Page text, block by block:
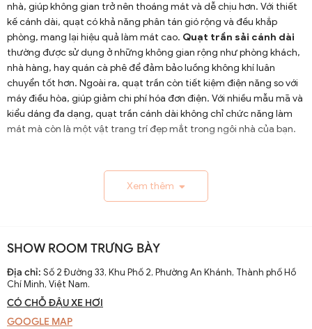
nhà, giúp không gian trở nên thoáng mát và dễ chịu hơn. Với thiết
kế cánh dài, quạt có khả năng phân tán gió rộng và đều khắp
phòng, mang lại hiệu quả làm mát cao. Quạt trần sải cánh dài
thường được sử dụng ở những không gian rộng như phòng khách,
nhà hàng, hay quán cà phê để đảm bảo luồng không khí luân
chuyển tốt hơn. Ngoài ra, quạt trần còn tiết kiệm điện năng so với
máy điều hòa, giúp giảm chi phí hóa đơn điện. Với nhiều mẫu mã và
kiểu dáng đa dạng, quạt trần cánh dài không chỉ chức năng làm
mát mà còn là một vật trang trí đẹp mắt trong ngôi nhà của bạn.
1.1. Lịch Sử và Sự Phát Triển
pháp thông gió hiệu quả ở các khu vực nhiệt đới. Ban đầu
được làm thủ công và chạy bằng điện từ pin, chúng
nhanh chóng phát triển với sự tiến bộ của công nghệ
điện.
Sự thay đổi và cải tiến qua các thập kỷ
Xem thêm
SHOW ROOM TRƯNG BÀY
Địa chỉ: Số 2 Đường 33, Khu Phố 2, Phường An Khánh, Thành phố Hồ
Chí Minh, Việt Nam.
CÓ CHỖ ĐẬU XE HƠI
GOOGLE MAP